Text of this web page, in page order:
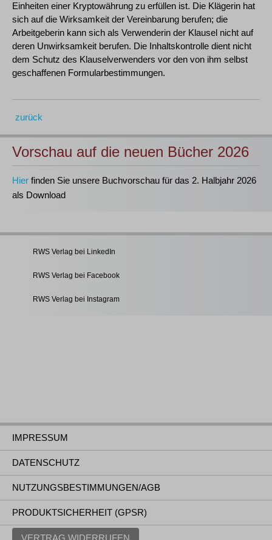
Einheiten einer Kryptowährung zu erfüllen ist. Die Klägerin hat
sich auf die Wirksamkeit der Vereinbarung berufen; die
Arbeitgeberin kann sich als Verwenderin der Klausel nicht auf
deren Unwirksamkeit berufen. Die Inhaltskontrolle dient nicht
dem Schutz des Klauselverwenders vor den von ihm selbst
geschaffenen Formularbestimmungen.
zurück
Vorschau auf die neuen Bücher 2026
Hier finden Sie unsere Buchvorschau für das 2. Halbjahr 2026
als Download
RWS Verlag bei LinkedIn
RWS Verlag bei Facebook
RWS Verlag bei Instagram
IMPRESSUM
DATENSCHUTZ
NUTZUNGSBESTIMMUNGEN/AGB
PRODUKTSICHERHEIT (GPSR)
VERTRAG WIDERRUFEN